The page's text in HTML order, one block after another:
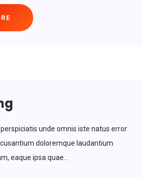
unde omnis iste natus error
doloremque laudantium
eaque ipsa quae...